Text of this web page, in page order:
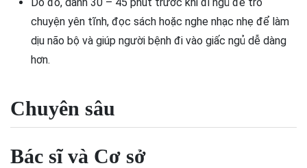
chuyện yên tĩnh, đọc sách hoặc nghe nhạc nhẹ để làm
dịu não bộ và giúp người bệnh đi vào giấc ngủ dễ dàng
hơn.
Chuyên sâu
Bác sĩ và Cơ sở